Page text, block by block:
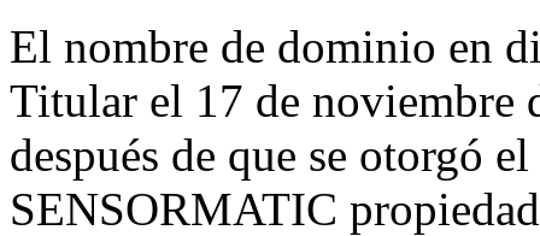
El nombre de dominio en
Titular el 17 de noviembre
después de que se otorgó
SENSORMATIC